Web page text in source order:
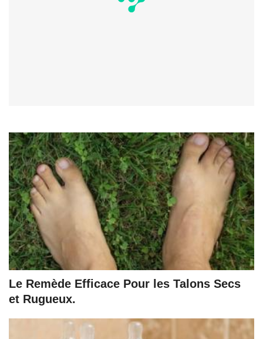
Le Remède Efficace Pour les Talons Secs
et Rugueux.